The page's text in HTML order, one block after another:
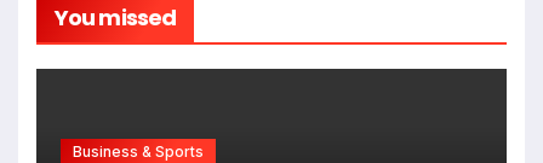
You missed
Business & Sports